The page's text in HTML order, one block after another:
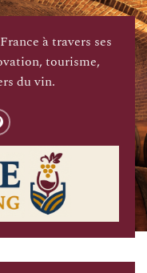
à travers ses
tourisme,
du vin.